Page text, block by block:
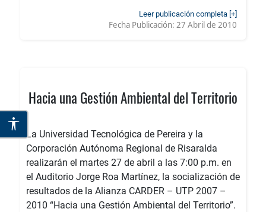
Leer publicación completa [+]
Fecha Publicación: 27 Abril de 2010
Hacia una Gestión Ambiental del Territorio
La Universidad Tecnológica de Pereira y la
Corporación Autónoma Regional de Risaralda
realizarán el martes 27 de abril a las 7:00 p.m. en
el Auditorio Jorge Roa Martínez, la socialización de
resultados de la Alianza CARDER – UTP 2007 –
2010 “Hacia una Gestión Ambiental del Territorio”.